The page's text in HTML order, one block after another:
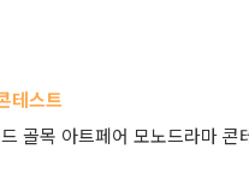
테스트
골목 아트페어 모노드라마 콘